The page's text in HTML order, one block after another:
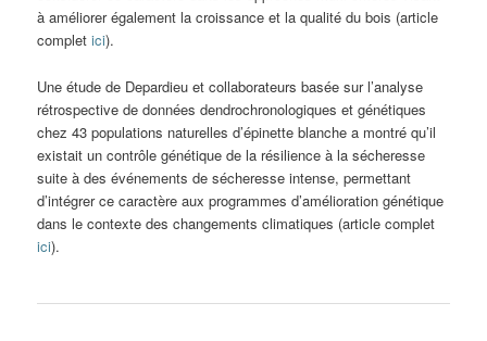
à améliorer également la croissance et la qualité du bois (article
completici).
Une étude de Depardieu et collaborateurs basée sur l’analyse
rétrospective de données dendrochronologiques et génétiques
chez 43 populations naturelles d’épinette blanche a montré qu’il
existait un contrôle génétique de la résilience à la sécheresse
suite à des événements de sécheresse intense, permettant
d’intégrer ce caractère aux programmes d’amélioration génétique
dans le contexte des changements climatiques (article complet
ici).